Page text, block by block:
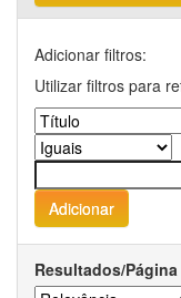
Adicionar filtros:
Utilizar filtros para
Resultados/Página